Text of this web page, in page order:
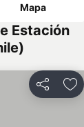
Mapa
Estación
Compartir